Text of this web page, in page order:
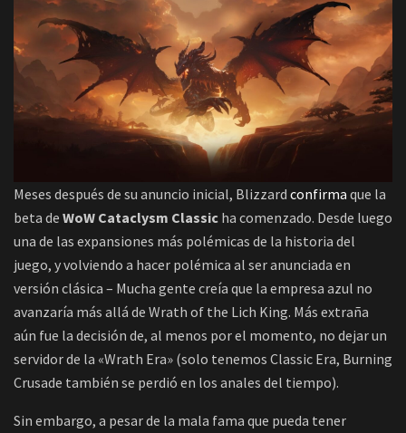
Meses después de su anuncio inicial, Blizzard confirma que la
beta de WoW Cataclysm Classic ha comenzado. Desde luego
una de las expansiones más polémicas de la historia del
juego, y volviendo a hacer polémica al ser anunciada en
versión clásica – Mucha gente creía que la empresa azul no
avanzaría más allá de Wrath of the Lich King. Más extraña
aún fue la decisión de, al menos por el momento, no dejar un
servidor de la «Wrath Era» (solo tenemos Classic Era, Burning
Crusade también se perdió en los anales del tiempo).
Sin embargo, a pesar de la mala fama que pueda tener